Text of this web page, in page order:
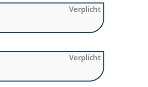
Verplicht
Verplicht